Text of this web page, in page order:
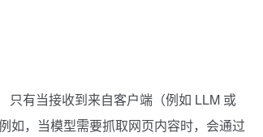
只有当接收到来自客户端（例如 LLM 或
如，当模型需要抓取网页内容时，会通过